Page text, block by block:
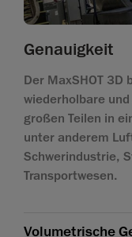
Genauigkeit
Der MaxSHOT
wiederholbare
großen Teilen in
unter anderem
Schwerindustrie,
Transportwesen.
Volumetrische